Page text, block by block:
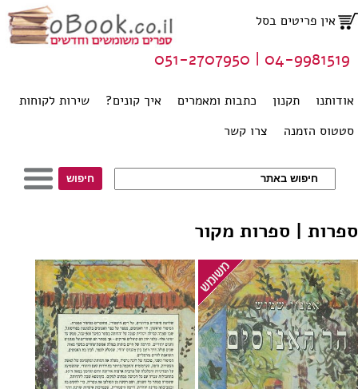
אין פריטים בסל
אודותנו תקנון כתבות ומאמרים איך קונים?
שירות לקוחות
סטטוס הזמנה
צרו קשר
04-9981519 | 051-2707950
ספרות | ספרות מקור